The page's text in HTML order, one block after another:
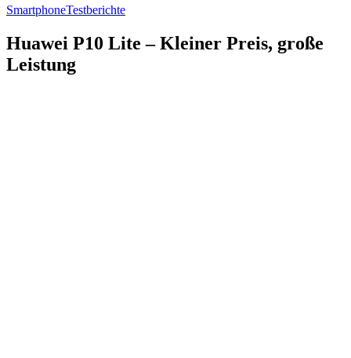
SmartphoneTestberichte
Huawei P10 Lite – Kleiner Preis, große
Leistung